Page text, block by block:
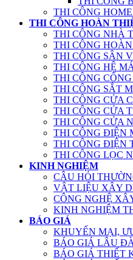
THI CÔNG
THI CÔNG HOÀN
THI CÔNG NHÀ
THI CÔNG
THI CÔNG SÂN
THI CÔNG HỆ
THI CÔNG
THI CÔNG SẮT
THI CÔNG CỬA
THI CÔNG CỬA
THI CÔNG CỬA
THI CÔNG ĐIỆN
THI CÔNG ĐIỆN
THI CÔNG LỌC
KINH NGHIỆM
CÂU HỎI
VẬT LIỆU XÂY
CÔNG NGHỆ
KINH NGHIỆM
BÁO GIÁ
KHUYẾN MẠI,
BÁO GIÁ LÂU
BÁO GIÁ THIẾT